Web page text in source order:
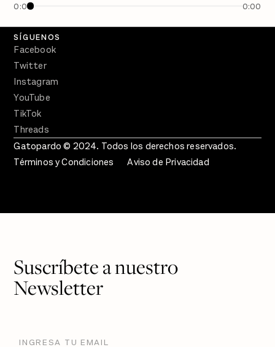
0:00 0:00
Crecer en Distopía
SÍGUENOS
Facebook
Twitter
Instagram
YouTube
TikTok
Threads
Gatopardo © 2024. Todos los derechos reservados.
Términos y Condiciones
Aviso de Privacidad
Suscríbete a nuestro
Newsletter